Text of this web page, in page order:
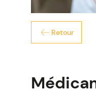
Retour